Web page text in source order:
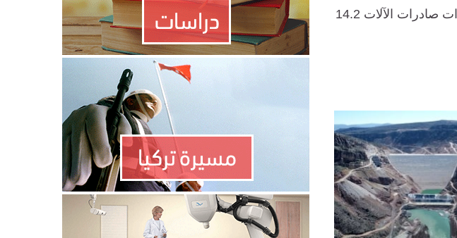
تركيا.. عائدات صادرات الآلات 14.2